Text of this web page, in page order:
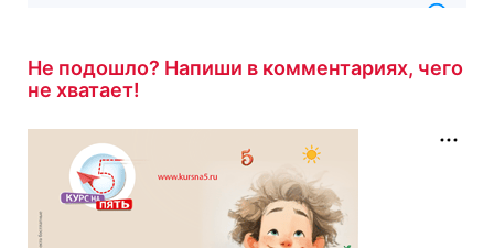
Не подошло? Напиши в комментариях, чего
не хватает!